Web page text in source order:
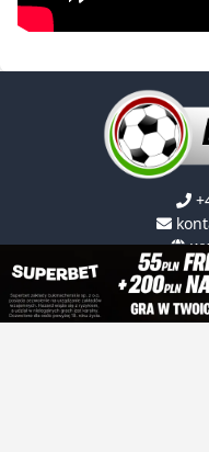
Copyright ©